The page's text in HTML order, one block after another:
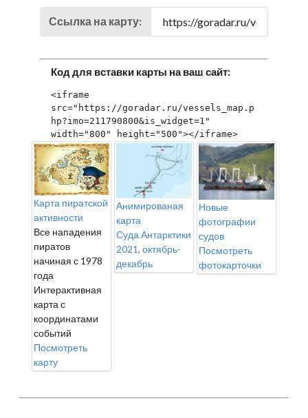
Ссылка на карту:
Код для вставки карты на ваш сайт:
<iframe
src="https://goradar.ru/vessels_map.p
hp?imo=211790800&is_widget=1"
width="800" height="500"></iframe>
Карта пиратской
активности
Все нападения
пиратов
начиная с 1978
года
Интерактивная
карта с
координатами
событий
Посмотреть
карту
Анимированая
карта
Суда Антарктики
2021, октябрь-
декабрь
Новые
фотографии
судов
Посмотреть
фотокарточки